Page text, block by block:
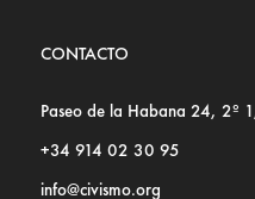
CONTACTO
Paseo de la Habana 24, 2º
+34 914 02 30 95
info@civismo.org